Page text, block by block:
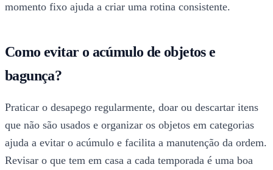
momento fixo ajuda a criar uma rotina consistente.
Como evitar o acúmulo de objetos e
bagunça?
Praticar o desapego regularmente, doar ou descartar itens
que não são usados e organizar os objetos em categorias
ajuda a evitar o acúmulo e facilita a manutenção da ordem.
Revisar o que tem em casa a cada temporada é uma boa